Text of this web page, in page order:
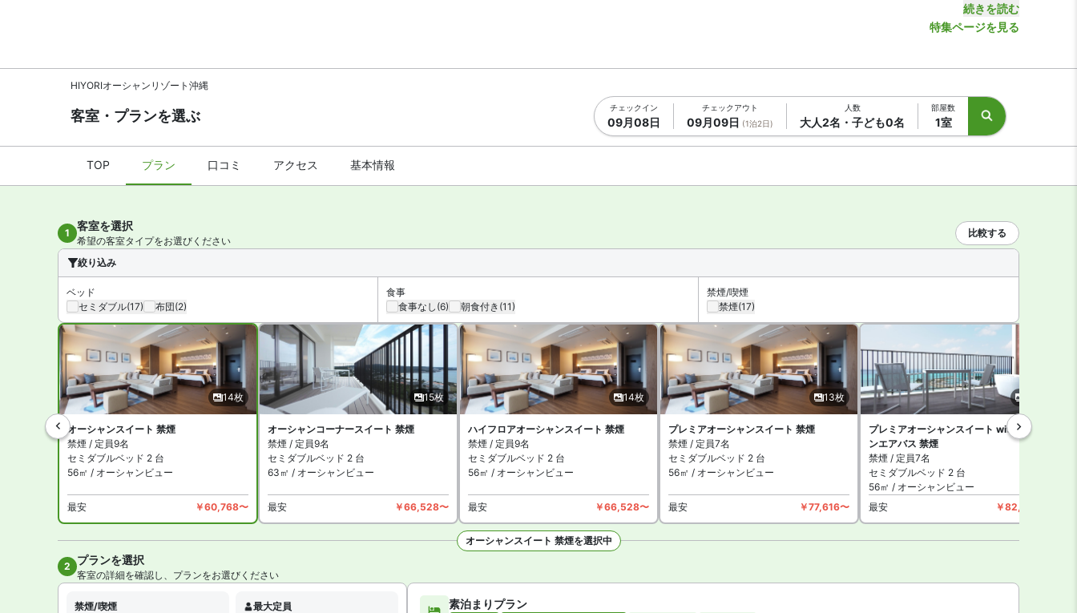
沖縄自動車道「石川IC」で一般道に下り、車で約7分。ムーン ビーチやタイガービーチまで車で約5分、PGMゴルフリゾート沖縄まで車で約7分と、抜群のロケーションです。
【スパ・風呂】
HIYORI オーシャンリゾート 沖縄は、エステサロン、大浴場やサウナがあります。
限定でプールサイドバーもあります。
客室数は全203室。インターネットは無料 Wifi が利用できます。お部屋の備品として、全客室にヘアーアイロンやBluetoothスピーカー、フライパン・食器類・カトラリー、乾燥機付き洗濯機
を備えています。
施設は、宿泊者無料のインドアプール・ジャグジー・オーシャンプール（インフィニティプール）や、フィットネスジム、ファンクションルーム（有料）、ショップがあります。
HIYORI オーシャンリゾート 沖縄は、全館禁煙です。指定の喫煙所があります。
続きを読む
特集ページを見る
HIYORIオーシャンリゾート沖縄
客室・プランを選ぶ
チェックイン
09月08日
チェックアウト
09月09日 (1泊2日)
人数
大人2名・子ども0名
部屋数
1室
TOP プラン 口コミ アクセス 基本情報
1
客室を選択
希望の客室タイプをお選びください
比較する
絞り込み
ベッド
セミダブル(17) 布団(2)
食事
食事なし (6) 朝食付き (11)
禁煙/喫煙
禁煙(17)
14枚
オーシャンスイート 禁煙
禁煙 / 定員9名
セミダブルベッド 2 台
56㎡ / オーシャンビュー
最安 ￥60,768〜
15枚
オーシャンコーナースイート 禁煙
禁煙 / 定員9名
セミダブルベッド 2 台
63㎡ / オーシャンビュー
最安 ￥66,528〜
14枚
ハイフロアオーシャンスイート 禁煙
禁煙 / 定員9名
セミダブルベッド 2 台
56㎡ / オーシャンビュー
最安 ￥66,528〜
13枚
プレミアオーシャンスイート 禁煙
禁煙 / 定員7名
セミダブルベッド 2 台
56㎡ / オーシャンビュー
最安 ￥77,616〜
プレミアオーシャンスイート with オープ
ンエアバス 禁煙
禁煙 / 定員7名
セミダブルベッド 2 台
56㎡ / オーシャンビュー
最安
￥82,368〜
オーシャンスイート 禁煙を選択中
2 プランを選択
客室の詳細を確認し、プランをお選びください
禁煙/喫煙
最大定員
素泊まりプラン